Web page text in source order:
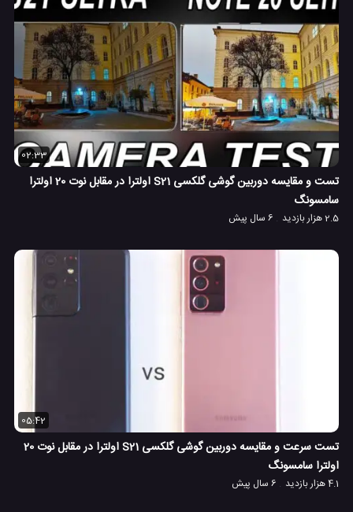
02:33
تست و مقایسه دوربین گوشی گلکسی S21 اولترا در مقابل نوت 20 اولترا
سامسونگ
2.5 هزار بازدید 6 سال پیش
05:42
تست سرعت ​​و مقایسه دوربین گوشی گلکسی S21 اولترا در مقابل نوت 20
اولترا سامسونگ
4.1 هزار بازدید 6 سال پیش